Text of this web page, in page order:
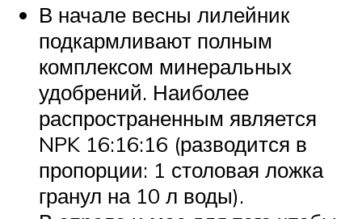
В начале весны лилейник
подкармливают полным
комплексом минеральных
удобрений. Наиболее
распространенным является
NPK 16:16:16 (разводится в
пропорции: 1 столовая ложка
гранул на 10 л воды).